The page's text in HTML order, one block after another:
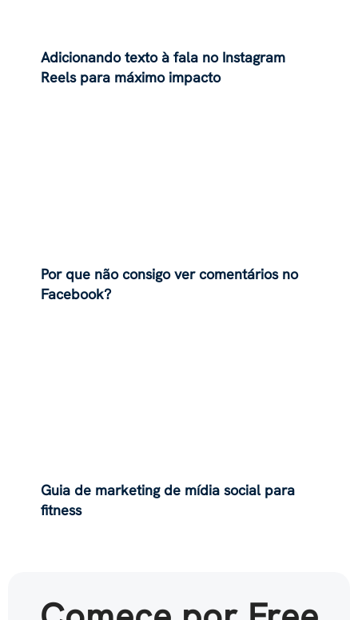
Adicionando texto à fala no Instagram
Reels para máximo impacto
Por que não consigo ver comentários no
Facebook?
Guia de marketing de mídia social para
fitness